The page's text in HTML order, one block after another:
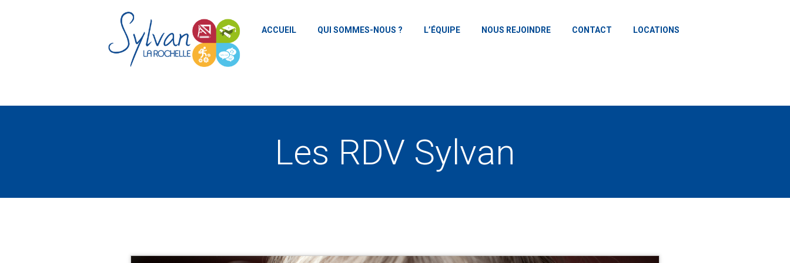
ACCUEIL QUI SOMMES-NOUS ? L’ÉQUIPE NOUS REJOINDRE CONTACT LOCATIONS
Les RDV Sylvan